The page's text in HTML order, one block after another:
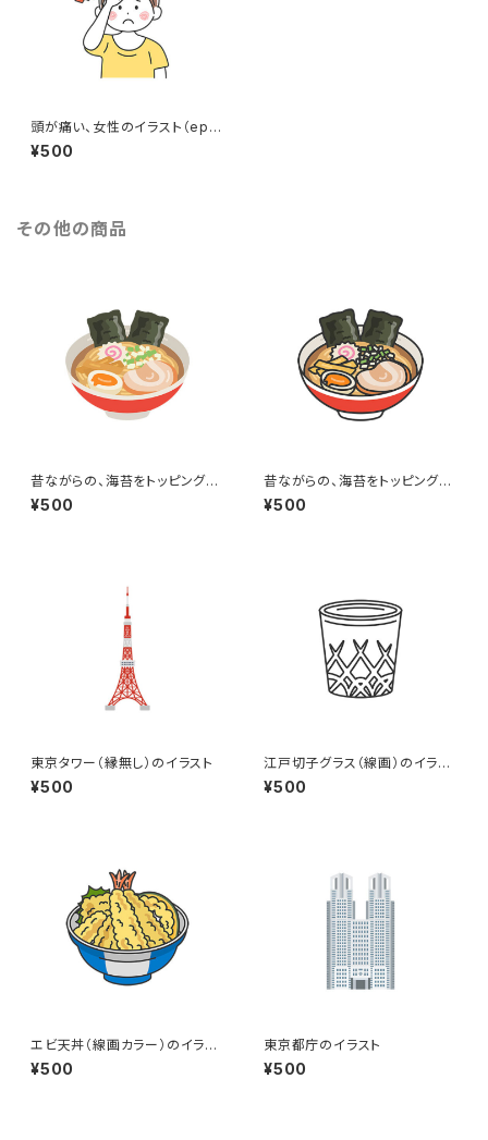
頭が痛い、女性のイラスト（eps
+pngデータセット）
¥500
その他の商品
昔ながらの、海苔をトッピングし
た醤油ラーメンのイラスト
¥500
昔ながらの、海苔をトッピングし
た醤油ラーメン（線画カラー）の
イラスト
¥500
東京タワー（縁無し）のイラスト
¥500
江戸切子グラス（線画）のイラス
ト
¥500
エビ天丼（線画カラー）のイラス
ト
¥500
東京都庁のイラスト
¥500